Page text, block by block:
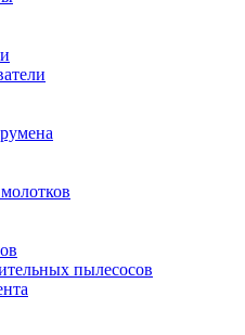
пылесосов